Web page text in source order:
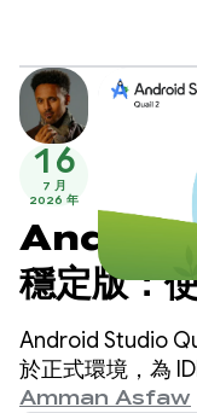
16
7 月
2026 年
穩定版
Studio AI
工作
Android Studio
於正式環境，為
Agentic
Amman Asfaw